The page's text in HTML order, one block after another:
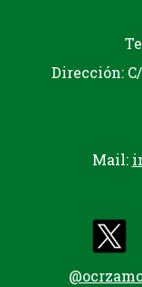
Dirección:
Mail: